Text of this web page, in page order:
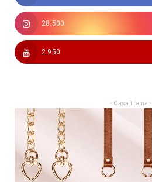
28.500
2.950
- Casa Trama -